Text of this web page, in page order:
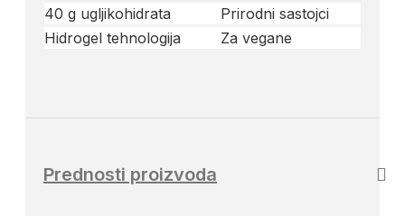
40 g ugljikohidrata
Prirodni sastojci
Hidrogel tehnologija
Za vegane
Prednosti proizvoda